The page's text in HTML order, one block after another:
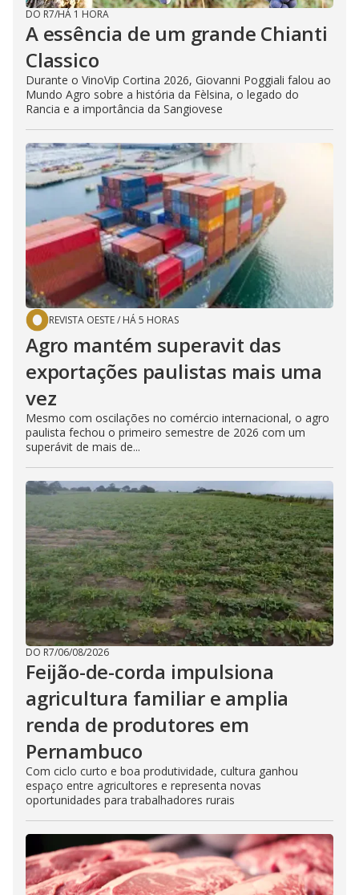
DO R7/HÁ 1 HORA
A essência de um grande Chianti
Classico
Durante o VinoVip Cortina 2026, Giovanni Poggiali falou ao
Mundo Agro sobre a história da Fèlsina, o legado do
Rancia e a importância da Sangiovese
REVISTA OESTE/ HÁ 5 HORAS
Agro mantém superavit das
exportações paulistas mais uma
vez
Mesmo com oscilações no comércio internacional, o agro
paulista fechou o primeiro semestre de 2026 com um
superávit de mais de...
DO R7/06/08/2026
Feijão-de-corda impulsiona
agricultura familiar e amplia
renda de produtores em
Pernambuco
Com ciclo curto e boa produtividade, cultura ganhou
espaço entre agricultores e representa novas
oportunidades para trabalhadores rurais